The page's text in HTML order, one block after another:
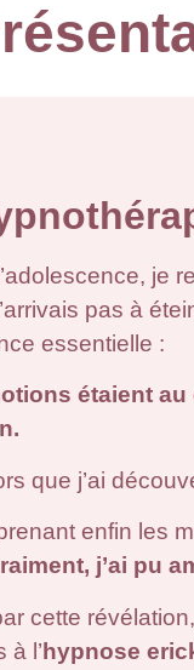
je
pas à
essentielle :
étaient
que j’ai
enfin les
j’ai pu
cette
à l’hypnose